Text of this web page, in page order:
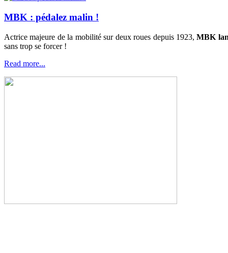
MBK : pédalez malin !
Actrice majeure de la mobilité sur deux roues depuis 1923, MBK
sans trop se forcer !
Read more...